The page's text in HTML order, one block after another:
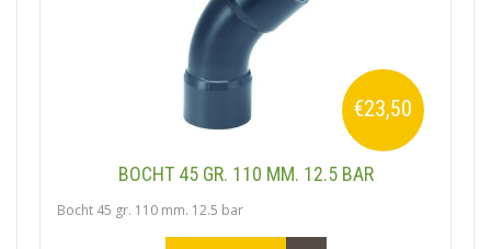
€23,50
BOCHT 45 GR. 110 MM. 12.5 BAR
Bocht 45 gr. 110 mm. 12.5 bar